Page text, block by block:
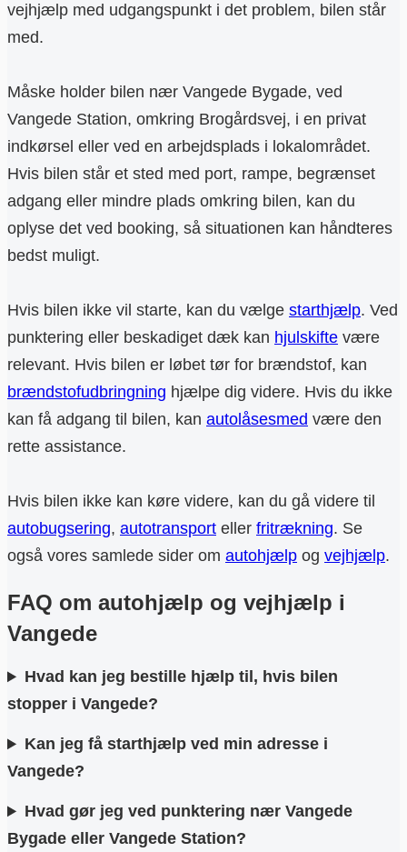
vejhjælp med udgangspunkt i det problem, bilen står
med.
Måske holder bilen nær Vangede Bygade, ved
Vangede Station, omkring Brogårdsvej, i en privat
indkørsel eller ved en arbejdsplads i lokalområdet.
Hvis bilen står et sted med port, rampe, begrænset
adgang eller mindre plads omkring bilen, kan du
oplyse det ved booking, så situationen kan håndteres
bedst muligt.
Hvis bilen ikke vil starte, kan du vælge starthjælp. Ved
punktering eller beskadiget dæk kan hjulskifte være
relevant. Hvis bilen er løbet tør for brændstof, kan
brændstofudbringning hjælpe dig videre. Hvis du ikke
kan få adgang til bilen, kan autolåsesmed være den
rette assistance.
Hvis bilen ikke kan køre videre, kan du gå videre til
autobugsering, autotransport eller fritrækning. Se
også vores samlede sider om autohjælp og vejhjælp.
FAQ om autohjælp og vejhjælp i
Vangede
Hvad kan jeg bestille hjælp til, hvis bilen
stopper i Vangede?
Kan jeg få starthjælp ved min adresse i
Vangede?
Hvad gør jeg ved punktering nær Vangede
Bygade eller Vangede Station?